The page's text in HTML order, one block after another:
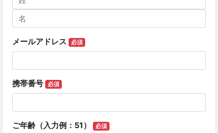
メールアドレス 必須
携帯番号 必須
ご年齢（入力例：51） 必須